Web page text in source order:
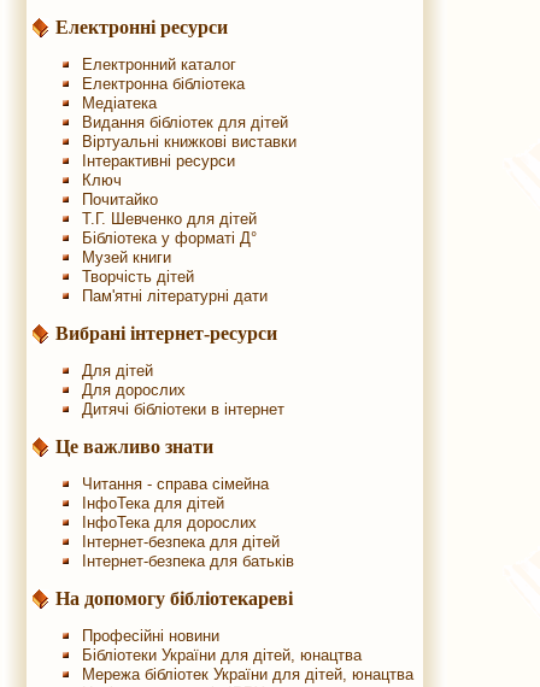
Електронні ресурси
Електронний каталог
Електронна бібліотека
Медіатека
Видання бібліотек для дітей
Віртуальні книжкові виставки
Інтерактивні ресурси
Ключ
Почитайко
Т.Г. Шевченко для дітей
Бібліотека у форматі Д°
Музей книги
Творчість дітей
Пам'ятні літературні дати
Вибрані інтернет-ресурси
Для дітей
Для дорослих
Дитячі бібліотеки в інтернет
Це важливо знати
Читання - справа сімейна
ІнфоТека для дітей
ІнфоТека для дорослих
Інтернет-безпека для дітей
Інтернет-безпека для батьків
На допомогу бібліотекареві
Професійні новини
Бібліотеки України для дітей, юнацтва
Мережа бібліотек України для дітей, юнацтва